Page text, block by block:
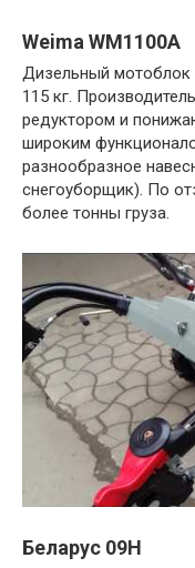
Weima WM1100A
Дизельный мотоблок
115 кг.
редуктором и
широким
разнообразное
снегоуборщик). По
более тонны груза.
Беларус 09Н